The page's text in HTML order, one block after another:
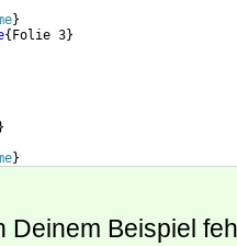
}
{ Folie 3}
}
}
Deinem Beispiel